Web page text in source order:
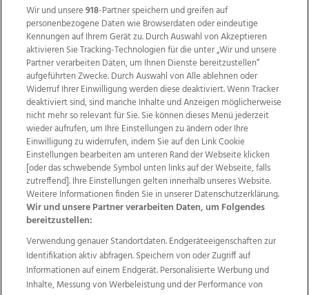
Wir über uns Mediadaten Kontakt
Jobs
Datenschutz
Impressum
AGB Anzeigekunden
AGB Website
Ehrenkodex Politische Werbung
Weitere Angebote des Medienhauses Wimmer
TV1 di-mog-i.at OÖNow
Ischler Woche
Life Radio
OÖNachrichten
OÖN Immobilien
Wir und unsere918-Partner speichern und greifen auf
personenbezogene Daten wie Browserdaten oder eindeutige
Kennungen auf Ihrem Gerät zu. Durch Auswahl von Akzeptieren
aktivieren Sie Tracking-Technologien für die unter „Wir und unsere
Partner verarbeiten Daten, um Ihnen Dienste bereitzustellen“
aufgeführten Zwecke. Durch Auswahl von Alle ablehnen oder
Widerruf Ihrer Einwilligung werden diese deaktiviert. Wenn Tracker
deaktiviert sind, sind manche Inhalte und Anzeigen möglicherweise
nicht mehr so relevant für Sie. Sie können dieses Menü jederzeit
wieder aufrufen, um Ihre Einstellungen zu ändern oder Ihre
Einwilligung zu widerrufen, indem Sie auf den Link Cookie
Einstellungen bearbeiten am unteren Rand der Webseite klicken
[oder das schwebende Symbol unten links auf der Webseite, falls
zutreffend]. Ihre Einstellungen gelten innerhalb unseres Website.
Weitere Informationen finden Sie in unserer Datenschutzerklärung.
Wir und unsere Partner verarbeiten Daten, um Folgendes
bereitzustellen:
Verwendung genauer Standortdaten. Endgeräteeigenschaften zur
Identifikation aktiv abfragen. Speichern von oder Zugriff auf
Informationen auf einem Endgerät. Personalisierte Werbung und
Inhalte, Messung von Werbeleistung und der Performance von